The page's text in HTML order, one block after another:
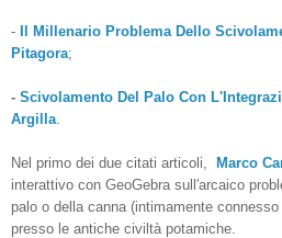
-
Il Millenario Problema Dello
Pitagora;
- Scivolamento Del Palo Con
Argilla
Nel primo dei due citati articoli, Marco
interattivo con GeoGebra sull'arcaico
palo o della canna (intimamente connesso
presso le antiche civiltà potamiche.